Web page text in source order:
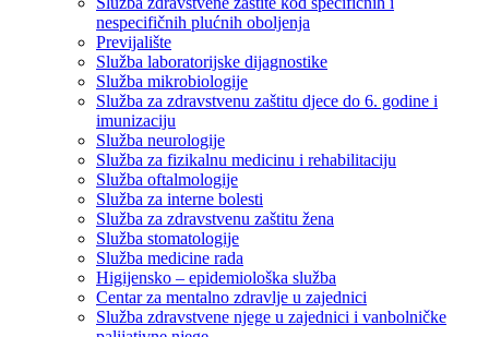
nespecifičnih plućnih oboljenja
Previjalište
Služba laboratorijske dijagnostike
Služba mikrobiologije
Služba za zdravstvenu zaštitu djece do 6. godine i
imunizaciju
Služba neurologije
Služba za fizikalnu medicinu i rehabilitaciju
Služba oftalmologije
Služba za interne bolesti
Služba za zdravstvenu zaštitu žena
Služba stomatologije
Služba medicine rada
Higijensko – epidemiološka služba
Centar za mentalno zdravlje u zajednici
Služba zdravstvene njege u zajednici i vanbolničke